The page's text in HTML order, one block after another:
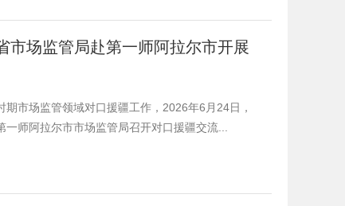
场监管局赴第一师阿拉尔市开展
市场监管领域对口援疆工作，2026年6月24日，
师阿拉尔市市场监管局召开对口援疆交流...